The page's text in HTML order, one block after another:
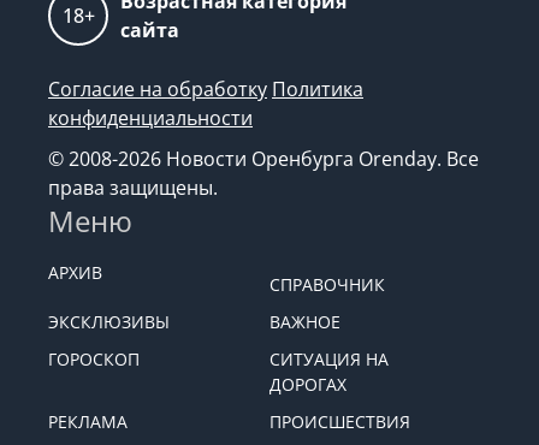
Согласие на обработку
конфиденциальности
© 2008-2026 Новости Оренбурга Orenday. Все
права защищены.
Меню
АРХИВ
СПРАВОЧНИК
ЭКСКЛЮЗИВЫ
ВАЖНОЕ
ДОРОГАХ